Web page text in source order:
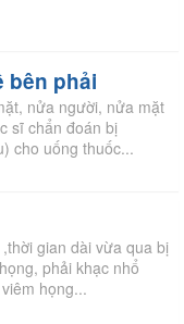
bên phải
nửa người, nửa mặt
sĩ chẩn đoán bị
cho uống thuốc...
gian dài vừa qua bị
phải khạc nhổ
họng...